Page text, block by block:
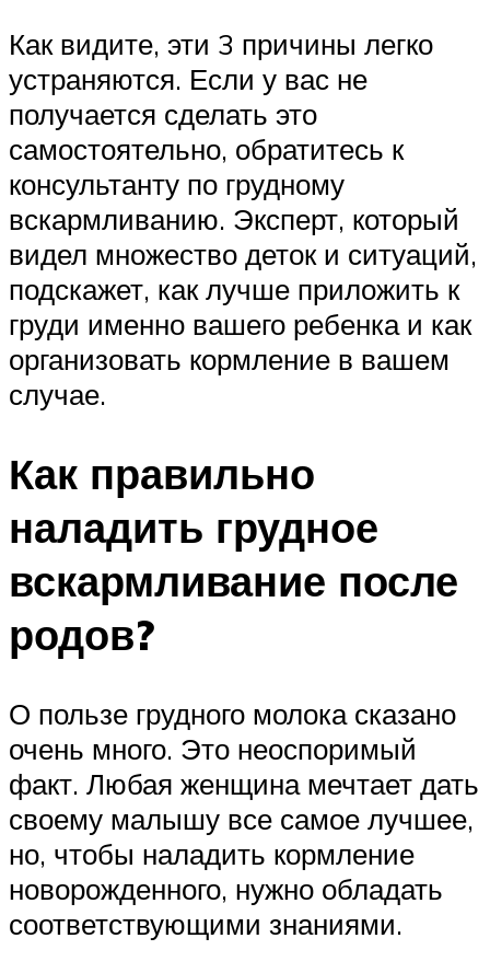
Как видите, эти 3 причины легко
устраняются. Если у вас не
получается сделать это
самостоятельно, обратитесь к
консультанту по грудному
вскармливанию. Эксперт, который
видел множество деток и ситуаций,
подскажет, как лучше приложить к
груди именно вашего ребенка и как
организовать кормление в вашем
случае.
Как правильно
наладить грудное
вскармливание после
родов?
О пользе грудного молока сказано
очень много. Это неоспоримый
факт. Любая женщина мечтает дать
своему малышу все самое лучшее,
но, чтобы наладить кормление
новорожденного, нужно обладать
соответствующими знаниями.